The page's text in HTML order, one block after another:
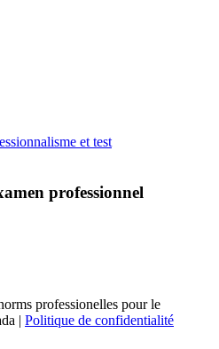
et test
professionnel
professionelles pour le
| Politique de confidentialité